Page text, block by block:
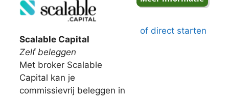
Scalable Capital
Zelf beleggen
Met broker Scalable
Capital kan je
commissievrij beleggen in
of direct starten